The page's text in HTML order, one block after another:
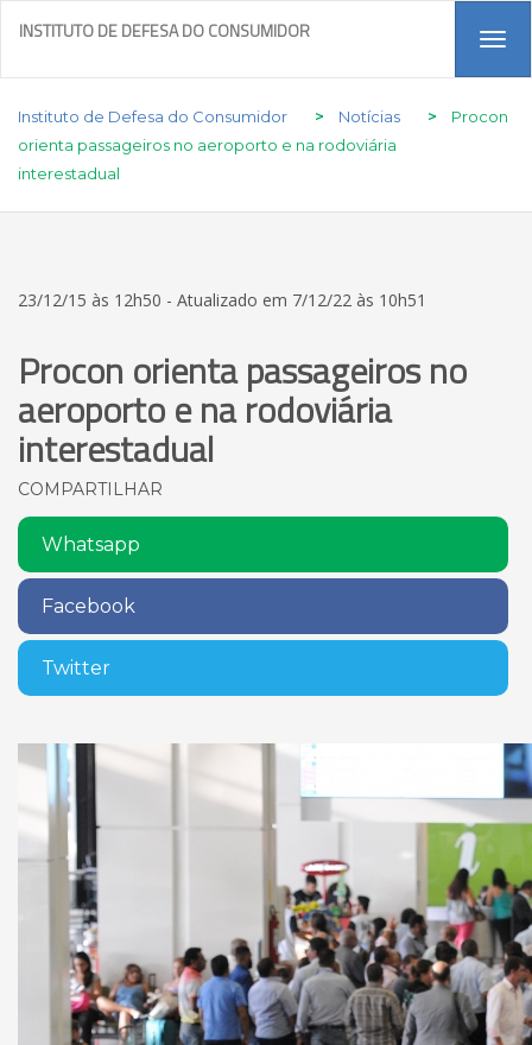
INSTITUTO DE DEFESA DO CONSUMIDOR
Instituto de Defesa do Consumidor > Notícias >
Procon
orienta passageiros no aeroporto e na rodoviária
interestadual
23/12/15 às 12h50 - Atualizado em 7/12/22 às 10h51
Procon orienta passageiros no
aeroporto e na rodoviária
interestadual
COMPARTILHAR
Whatsapp
Facebook
Twitter